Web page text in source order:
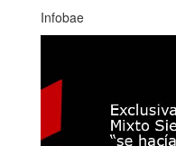
Infobae